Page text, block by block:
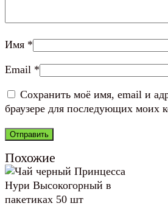
Имя *
Email *
Сохранить моё имя, email и
браузере для последующих моих
Похожие